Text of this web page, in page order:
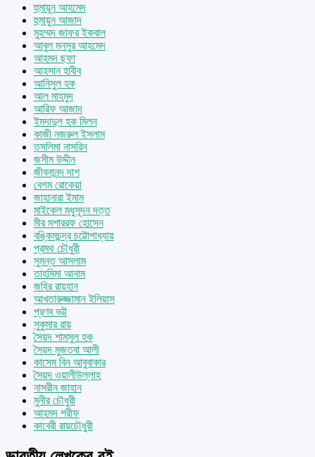
হুমায়ূন আহমেদ
হুমায়ুন আজাদ
মুহম্মদ জাফর ইকবাল
আবুল মনসুর আহমেদ
আহমদ ছফা
আহসান হাবীব
আনিসুল হক
আল মাহমুদ
আরিফ আজাদ
ইমদাদুল হক মিলন
কাজী নজরুল ইসলাম
তসলিমা নাসরিন
জসীম উদ্দীন
জীবনানন্দ দাশ
বেগম রোকেয়া
জাহানারা ইমাম
মাইকেল মধুসূদন দত্ত
মীর মশাররফ হোসেন
বঙ্কিমচন্দ্র চট্টোপাধ্যায়
প্রমথ চৌধুরী
সুমন্ত আসলাম
তাহমিমা আনাম
জহির রায়হান
আখতারুজ্জামান ইলিয়াস
প্রণব ভট্ট
সুকুমার রায়
সৈয়দ শামসুল হক
সৈয়দ মুজতবা আলী
কাসেম বিন আবুবাকার
সৈয়দ ওয়ালীউল্লাহ
নাসরীন জাহান
মুনীর চৌধুরী
আহমদ শরীফ
কাবেরী রায়চৌধুরী